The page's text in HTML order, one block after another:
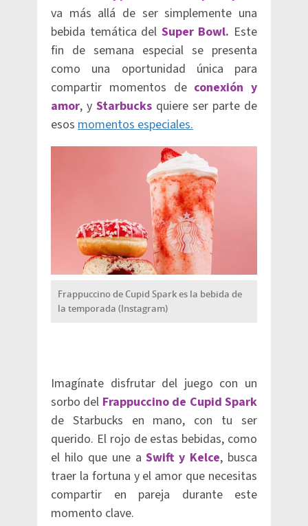
va más allá de ser simplemente una
bebida temática del Super Bowl. Este
fin de semana especial se presenta
como una oportunidad única para
compartir momentos de conexión y
amor, y Starbucks quiere ser parte de
esos momentos especiales.
Frappuccino de Cupid Spark es la bebida de
la temporada (Instagram)
Imagínate disfrutar del juego con un
sorbo del Frappuccino de Cupid Spark
de Starbucks en mano, con tu ser
querido. El rojo de estas bebidas, como
el hilo que une a Swift y Kelce, busca
traer la fortuna y el amor que necesitas
compartir en pareja durante este
momento clave.